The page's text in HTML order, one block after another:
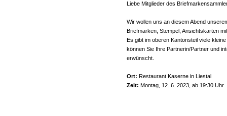
Liebe Mitglieder des
Wir wollen uns an diesem Abend
Briefmarken, Stempel, Ansichtskarten
Es gibt im oberen Kantonsteil viele
können Sie Ihre Partnerin/Partner und
erwünscht.
Ort: Restaurant Kaserne in Liestal
Zeit: Montag, 12. 6. 2023, ab 19:30 Uhr